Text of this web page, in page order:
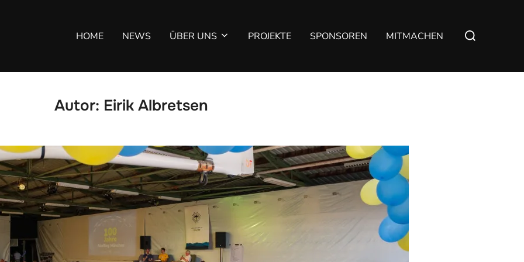
HOME NEWS ÜBER UNS PROJEKTE SPONSOREN MITMACHEN
Suchen
nach:
Autor: Eirik Albretsen